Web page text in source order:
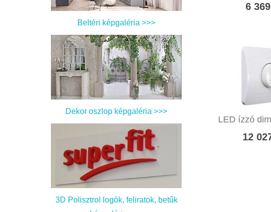
6
LED ízzó
12
Beltéri képgaléria >>>
Dekor oszlop képgaléria >>>
3D Polisztrol logók, feliratok, betűk